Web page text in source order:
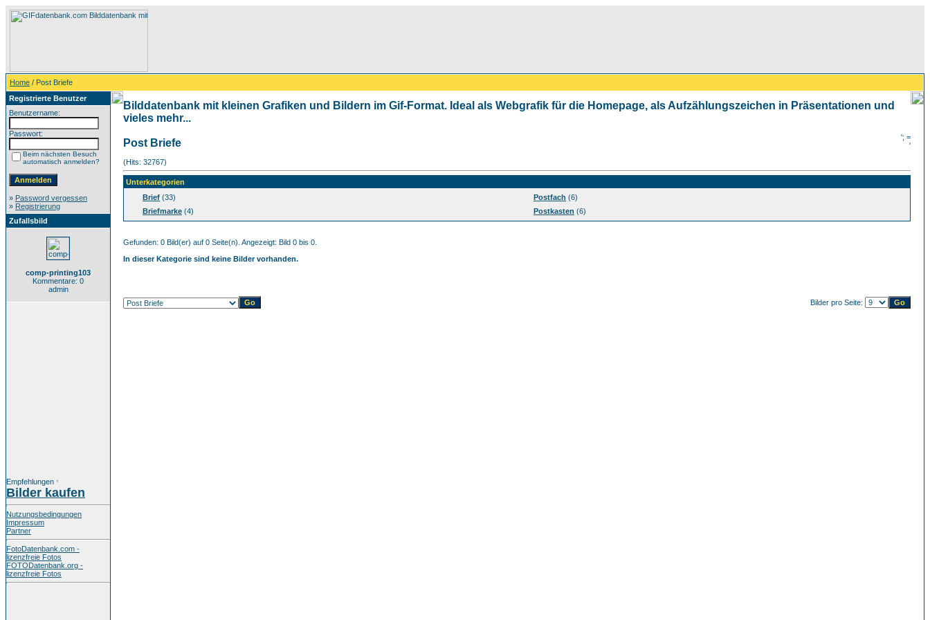
Home / Post Briefe
Registrierte Benutzer
Benutzername:
Passwort:
Beim nächsten Besuch
automatisch anmelden?
» Password vergessen
» Registrierung
Zufallsbild
comp-printing103
Kommentare: 0
admin
Empfehlungen *
Bilder kaufen
Nutzungsbedingungen
Impressum
Partner
FotoDatenbank.com -
lizenzfreie Fotos
FOTODatenbank.org -
lizenzfreie Fotos
Bilddatenbank mit kleinen Grafiken und Bildern im Gif-Format. Ideal als Webgrafik für die Homepage, als Aufzählungszeichen in Präsentationen und
vieles mehr...
Post Briefe
'; =
'
(Hits: 32767)
Unterkategorien
Brief (33)
Briefmarke (4)
Postfach (6)
Postkasten (6)
Gefunden: 0 Bild(er) auf 0 Seite(n). Angezeigt: Bild 0 bis 0.
In dieser Kategorie sind keine Bilder vorhanden.
Bilder pro Seite: